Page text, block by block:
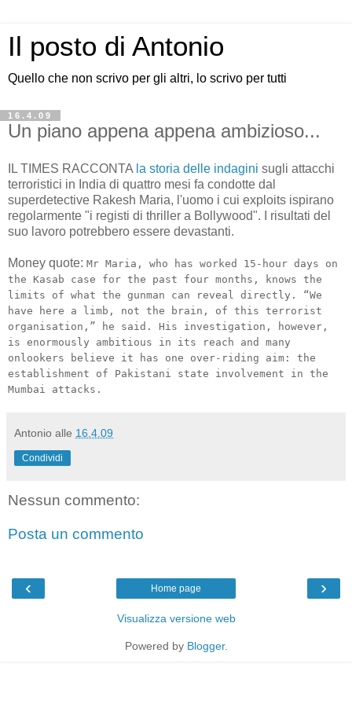
Il posto di Antonio
Quello che non scrivo per gli altri, lo scrivo per tutti
16.4.09
Un piano appena appena ambizioso...
IL TIMES RACCONTA la storia delle indagini sugli attacchi
terroristici in India di quattro mesi fa condotte dal
superdetective Rakesh Maria, l'uomo i cui exploits ispirano
regolarmente "i registi di thriller a Bollywood". I risultati del
suo lavoro potrebbero essere devastanti.
Money quote: Mr Maria, who has worked 15-hour days on
the Kasab case for the past four months, knows the
limits of what the gunman can reveal directly. “We
have here a limb, not the brain, of this terrorist
organisation,” he said. His investigation, however,
is enormously ambitious in its reach and many
onlookers believe it has one over-riding aim: the
establishment of Pakistani state involvement in the
Mumbai attacks.
Antonio alle 16.4.09
Condividi
Nessun commento:
Posta un commento
‹ ›
Home page
Visualizza versione web
Powered by Blogger.